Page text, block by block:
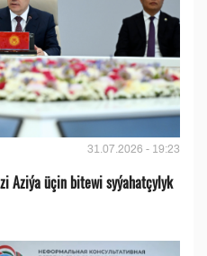
31.07.2026 - 19:23
Aziýa üçin bitewi syýahatçylyk